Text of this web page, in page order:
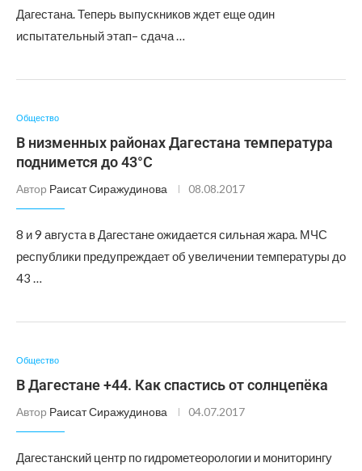
Дагестана. Теперь выпускников ждет еще один
испытательный этап– сдача …
Общество
В низменных районах Дагестана температура
поднимется до 43°С
Автор Раисат Сиражудинова 08.08.2017
8 и 9 августа в Дагестане ожидается сильная жара. МЧС
республики предупреждает об увеличении температуры до
43 …
Общество
В Дагестане +44. Как спастись от солнцепёка
Автор Раисат Сиражудинова 04.07.2017
Дагестанский центр по гидрометеорологии и мониторингу